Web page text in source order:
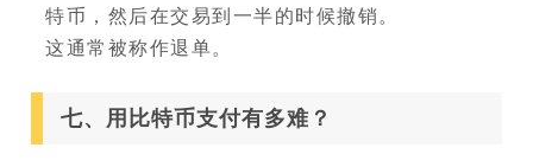
特币，然后在交易到一半的时候撤销。
这通常被称作退单。
七、用比特币支付有多难？